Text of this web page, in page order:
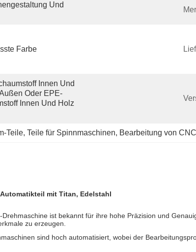
Und
Farbe
Innen Und
Oder EPE-
Innen Und Holz
Teile, Teile für Spinnmaschinen, Bearbeitung von
mit Titan, Edelstahl
ist bekannt für ihre hohe Präzision und
zu erzeugen.
sind hoch automatisiert, wobei der